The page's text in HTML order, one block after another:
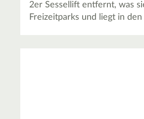
2er Sessellift entfernt, was
Freizeitparks und liegt in